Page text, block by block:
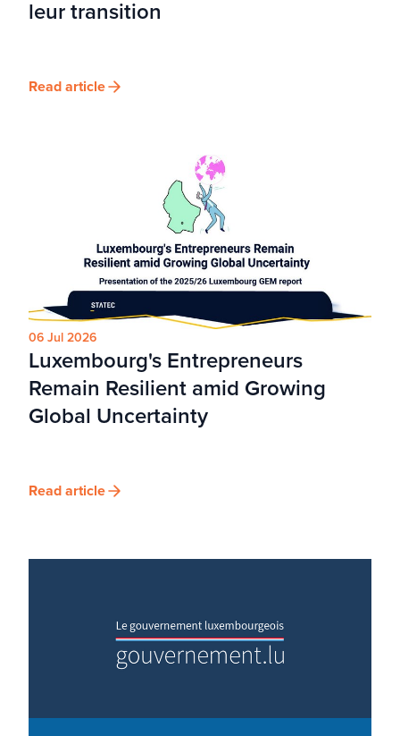
leur transition
Read article
06 Jul 2026
Luxembourg's Entrepreneurs
Remain Resilient amid Growing
Global Uncertainty
Read article